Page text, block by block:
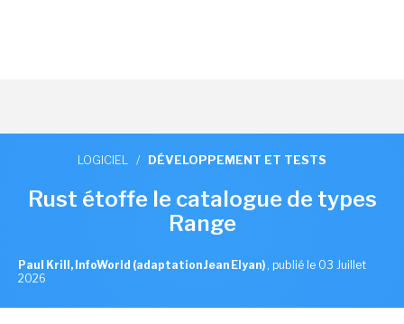
LOGICIEL / DÉVELOPPEMENT ET TESTS
Rust étoffe le catalogue de types
Range
Paul Krill, InfoWorld (adaptation Jean Elyan) , publié le 03 Juillet
2026